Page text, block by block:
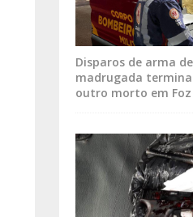
Disparos de arma
madrugada
outro morto em